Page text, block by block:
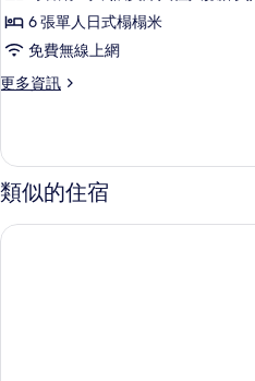
庭
客
的
有
相
片
6 張單人日式榻榻米
免費無線上網
更多資訊
更
客
房
的
情
類似的住宿
上山東屋飯店